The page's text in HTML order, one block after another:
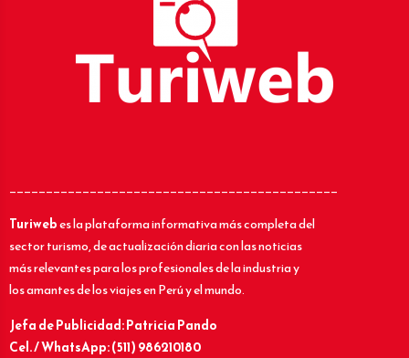
_____________________________________________
Turiwebes la plataforma informativa más completa del
sector turismo, de actualización diaria con las noticias
más relevantes para los profesionales de la industria y
los amantes de los viajes en Perú y el mundo.
Jefa de Publicidad: Patricia Pando
Cel. / WhatsApp: (511) 986210180